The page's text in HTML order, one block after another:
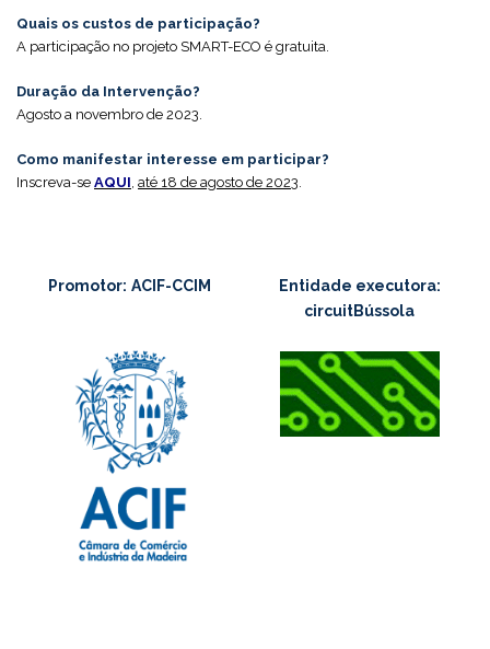
Quais os custos de participação?
A participação no projeto SMART-ECO é gratuita.
Duração da Intervenção?
Agosto a novembro de 2023.
Como manifestar interesse em participar?
Inscreva-se AQUI, até 18 de agosto de 2023.
Promotor: ACIF-CCIM
Entidade executora:
circuitBússola